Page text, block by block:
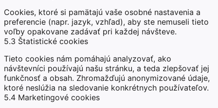
Cookies, ktoré si pamätajú vaše osobné nastavenia a
preferencie (napr. jazyk, vzhľad), aby ste nemuseli tieto
voľby opakovane zadávať pri každej návšteve.
5.3 Štatistické cookies
Tieto cookies nám pomáhajú analyzovať, ako
návštevníci používajú našu stránku, a teda zlepšovať jej
funkčnosť a obsah. Zhromažďujú anonymizované údaje,
ktoré neslúžia na sledovanie konkrétnych používateľov.
5.4 Marketingové cookies